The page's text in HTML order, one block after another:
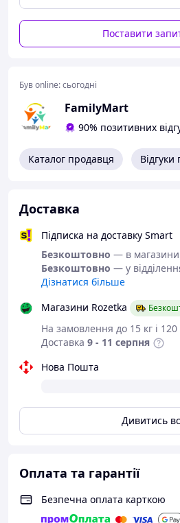
Поставити
Був online:сьогодні
FamilyMart
90% позитивних
Каталог продавця
Доставка
Підписка на доставку Smart
Безкоштовно — в магазини
Безкоштовно — у
Дізнатися більше
Магазини Rozetka
На замовлення до 15 кг і
Доставка 9 - 11 серпня
Нова Пошта
Дивитись
Оплата та гарантії
Безпечна оплата карткою